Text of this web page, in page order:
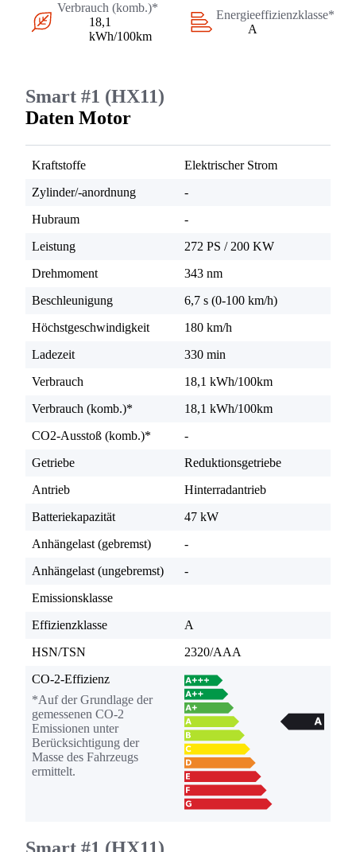
Verbrauch (komb.)*
18,1
kWh/100km
Energieeffizienzklasse*
A
Smart #1 (HX11)
Daten Motor
Kraftstoffe
Elektrischer Strom
Zylinder/-anordnung
-
Hubraum
-
Leistung
272 PS / 200 KW
Drehmoment
343 nm
Beschleunigung
6,7 s (0-100 km/h)
Höchstgeschwindigkeit
180 km/h
Ladezeit
330 min
Verbrauch
18,1 kWh/100km
Verbrauch (komb.)*
18,1 kWh/100km
CO2-Ausstoß (komb.)*
-
Getriebe
Reduktionsgetriebe
Antrieb
Hinterradantrieb
Batteriekapazität
47 kW
Anhängelast (gebremst)
-
Anhängelast (ungebremst)
-
Emissionsklasse
Effizienzklasse
A
HSN/TSN
2320/AAA
CO-2-Effizienz
*Auf der Grundlage der
gemessenen CO-2
Emissionen unter
Berücksichtigung der
Masse des Fahrzeugs
ermittelt.